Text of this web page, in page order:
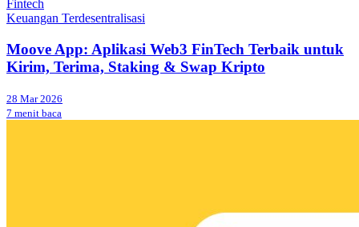
Fintech
Keuangan Terdesentralisasi
Moove App: Aplikasi Web3 FinTech Terbaik untuk
Kirim, Terima, Staking & Swap Kripto
28 Mar 2026
7 menit baca